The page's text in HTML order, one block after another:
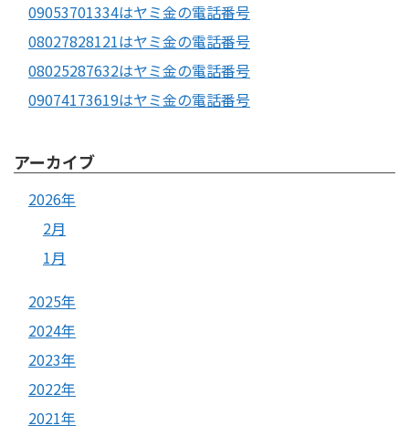
09053701334はヤミ金の電話番号
08027828121はヤミ金の電話番号
08025287632はヤミ金の電話番号
09074173619はヤミ金の電話番号
アーカイブ
2026年
2月
1月
2025年
2024年
2023年
2022年
2021年